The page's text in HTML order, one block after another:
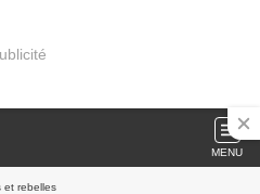
MENU
et rebelles